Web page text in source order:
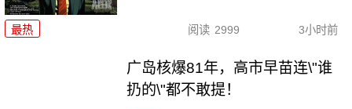
最热 阅读 2999 3小时前
广岛核爆81年，高市早苗连\"谁
扔的\"都不敢提！